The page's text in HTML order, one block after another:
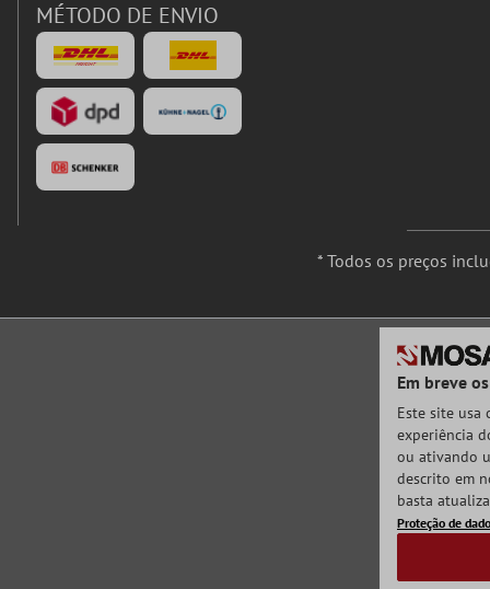
MÉTODO DE ENVIO
* Todos os preços
Em breve
Este site usa
experiência
ou ativando
descrito em
basta
Proteção de